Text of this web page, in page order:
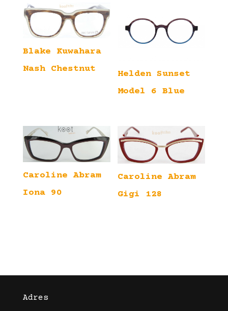
Blake Kuwahara
Nash Chestnut
Helden Sunset
Model 6 Blue
Caroline Abram
Iona 90
Caroline Abram
Gigi 128
Adres